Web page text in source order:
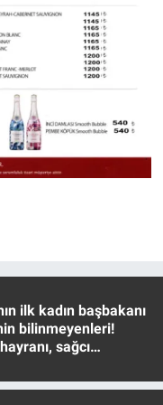
ilk kadın başbakanı
bilinmeyenleri!
sağcı